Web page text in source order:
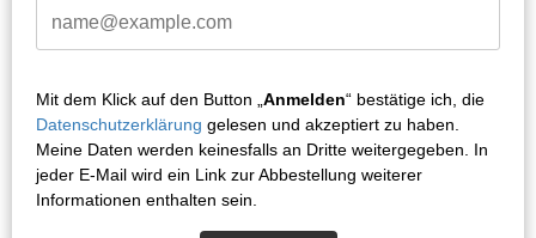
Mit dem Klick auf den Button „ Anmelden“ bestätige ich, die
Datenschutzerklärung gelesen und akzeptiert zu haben.
Meine Daten werden keinesfalls an Dritte weitergegeben. In
jeder E-Mail wird ein Link zur Abbestellung weiterer
Informationen enthalten sein.